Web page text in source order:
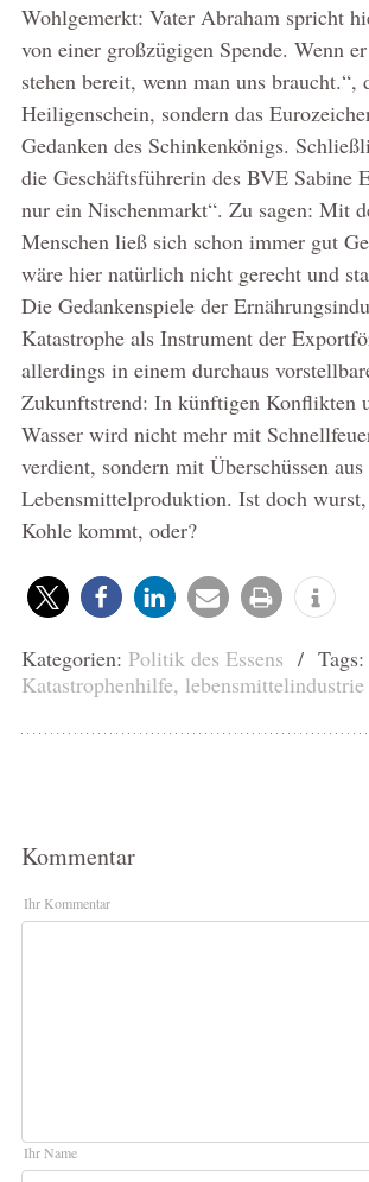
Wohlgemerkt: Vater Abraham spricht
von einer großzügigen Spende. Wenn
stehen bereit, wenn man uns braucht.“,
Heiligenschein, sondern das
Gedanken des Schinkenkönigs.
die Geschäftsführerin des BVE Sabine
nur ein Nischenmarkt“. Zu sagen: Mit
Menschen ließ sich schon immer gut
wäre hier natürlich nicht gerecht und
Die Gedankenspiele der
Katastrophe als Instrument der
allerdings in einem durchaus
Zukunftstrend: In künftigen Konflikten
Wasser wird nicht mehr mit
verdient, sondern mit Überschüssen aus
Lebensmittelproduktion. Ist doch
Kohle kommt, oder?
Kategorien: Politik des Essens / Tags:
Katastrophenhilfe, lebensmittelindustrie
Kommentar
Ihr Kommentar
Ihr Name